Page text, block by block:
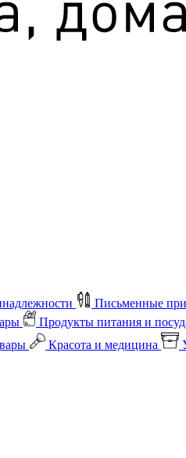
Письменные
Продукты питания и
Красота и медицина